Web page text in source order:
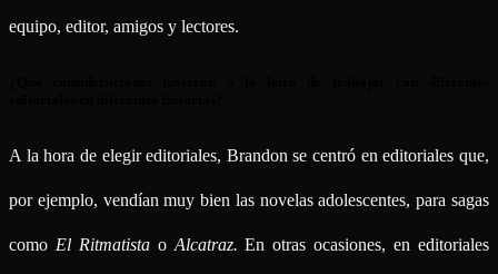
equipo, editor, amigos y lectores.
A la hora de elegir editoriales, Brandon se centró en editoriales que,
por ejemplo, vendían muy bien las novelas adolescentes, para sagas
como El RitmatistaoAlcatraz.En otras ocasiones, en editoriales